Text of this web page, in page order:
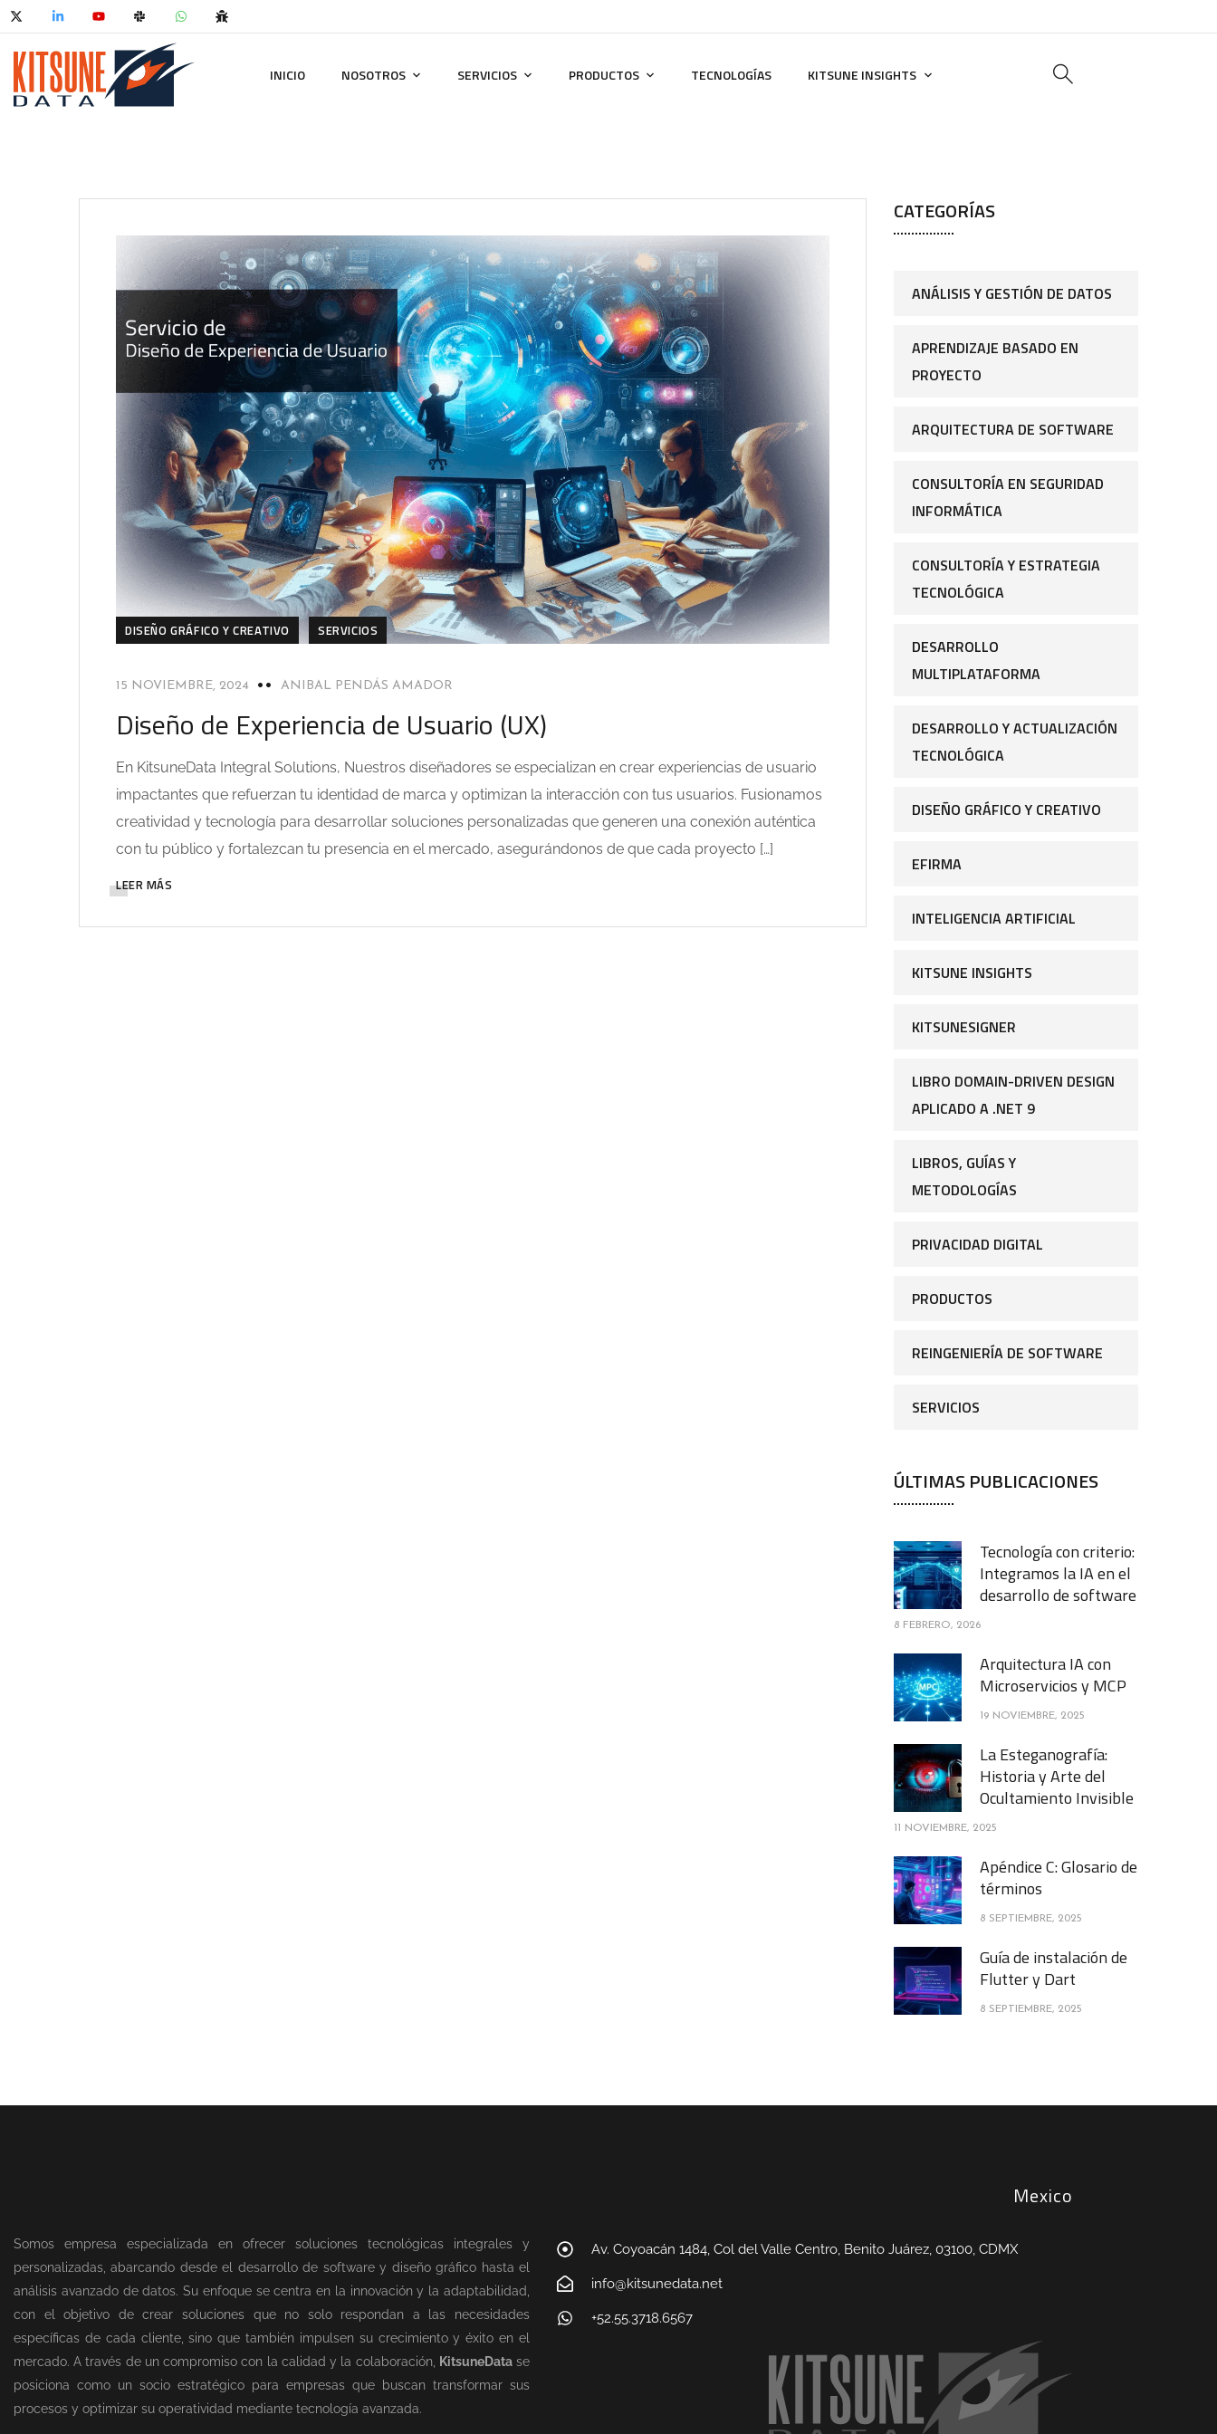
INICIO NOSOTROS SERVICIOS PRODUCTOS TECNOLOGÍAS KITSUNE INSIGHTS
DISEÑO GRÁFICO Y CREATIVO SERVICIOS
15 NOVIEMBRE, 2024 ANIBAL PENDÁS AMADOR
Diseño de Experiencia de Usuario (UX)
En KitsuneData Integral Solutions, Nuestros diseñadores se especializan en crear experiencias de usuario
impactantes que refuerzan tu identidad de marca y optimizan la interacción con tus usuarios. Fusionamos
creatividad y tecnología para desarrollar soluciones personalizadas que generen una conexión auténtica
con tu público y fortalezcan tu presencia en el mercado, asegurándonos de que cada proyecto […]
LEER MÁS
CATEGORÍAS
ANÁLISIS Y GESTIÓN DE DATOS
APRENDIZAJE BASADO EN
PROYECTO
ARQUITECTURA DE SOFTWARE
CONSULTORÍA EN SEGURIDAD
INFORMÁTICA
CONSULTORÍA Y ESTRATEGIA
TECNOLÓGICA
DESARROLLO
MULTIPLATAFORMA
DESARROLLO Y ACTUALIZACIÓN
TECNOLÓGICA
DISEÑO GRÁFICO Y CREATIVO
EFIRMA
INTELIGENCIA ARTIFICIAL
KITSUNE INSIGHTS
KITSUNESIGNER
LIBRO DOMAIN-DRIVEN DESIGN
APLICADO A .NET 9
LIBROS, GUÍAS Y
METODOLOGÍAS
PRIVACIDAD DIGITAL
PRODUCTOS
REINGENIERÍA DE SOFTWARE
SERVICIOS
ÚLTIMAS PUBLICACIONES
Tecnología con criterio:
Integramos la IA en el
desarrollo de software
8 FEBRERO, 2026
Arquitectura IA con
Microservicios y MCP
19 NOVIEMBRE, 2025
La Esteganografía:
Historia y Arte del
Ocultamiento Invisible
11 NOVIEMBRE, 2025
Apéndice C: Glosario de
términos
8 SEPTIEMBRE, 2025
Guía de instalación de
Flutter y Dart
8 SEPTIEMBRE, 2025
Somos empresa especializada en ofrecer soluciones tecnológicas integrales y
personalizadas, abarcando desde el desarrollo de software y diseño gráfico hasta el
análisis avanzado de datos. Su enfoque se centra en la innovación y la adaptabilidad,
con el objetivo de crear soluciones que no solo respondan a las necesidades
específicas de cada cliente, sino que también impulsen su crecimiento y éxito en el
mercado. A través de un compromiso con la calidad y la colaboración, KitsuneDatase
posiciona como un socio estratégico para empresas que buscan transformar sus
procesos y optimizar su operatividad mediante tecnología avanzada.
Mexico
Av. Coyoacán 1484, Col del Valle Centro, Benito Juárez, 03100, CDMX
info@kitsunedata.net
+52.55.3718.6567